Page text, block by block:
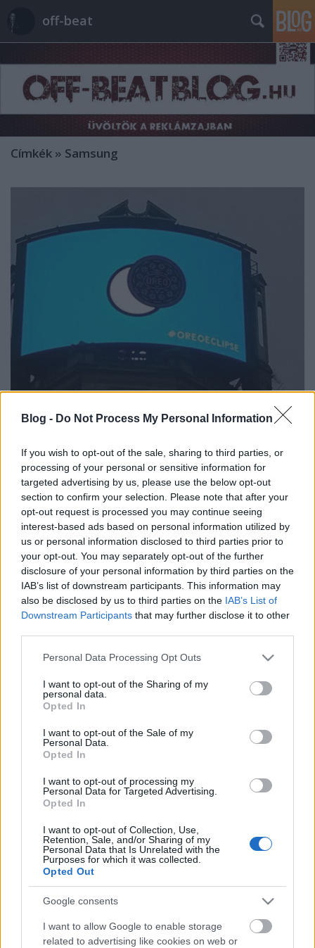
Blog - Do Not Process My Personal Information
If you wish to opt-out of the sale, sharing to third parties, or
processing of your personal or sensitive information for
targeted advertising by us, please use the below opt-out
section to confirm your selection. Please note that after your
opt-out request is processed you may continue seeing
interest-based ads based on personal information utilized by
us or personal information disclosed to third parties prior to
your opt-out. You may separately opt-out of the further
disclosure of your personal information by third parties on the
IAB’s list of downstream participants. This information may
also be disclosed by us to third parties on the IAB’s List of
Downstream Participants that may further disclose it to other
Please note that this website/app uses one or more Google
not limited to your visit or usage behaviour. You may click to
grant or deny consent to Google and its third-party tags to
use your data for below specified purposes in below Google
consent section.
Personal Data Processing Opt Outs
I want to opt-out of the Sharing of my
personal data.
Opted In
I want to opt-out of the Sale of my
Personal Data.
Opted In
I want to opt-out of processing my
Personal Data for Targeted Advertising.
Opted In
I want to opt-out of Collection, Use,
Retention, Sale, and/or Sharing of my
Personal Data that Is Unrelated with the
Purposes for which it was collected.
Opted Out
Google consents
I want to allow Google to enable storage
related to advertising like cookies on web or
off-beat
Címkék » Samsung
Nem kell éveket várni a következő
napfogyatkozásra!
Fodor Tomi•2015. március 21.
Azokat a márkákat kedvelem a legjobban, akik
beépítették a stratégiájukba a real-time
marketinget, illetve előre készülnek a népszerűbb
eseményekre. Sokkal nagyobb publicitást
generálnak, hiszen egy-egy közérdeklődésnek
örvendő esemény által nem csak előtérbe kerülnek,…
Oscar-díj 2014 marketing
szempontból: A Cola pizzával jutott
be a Pepsi eseményére!
Fodor Tomi
Az Oscar-díj kiosztása a legnagyobb és legdrágább
média események közé sorolandó, tulajdonképpen